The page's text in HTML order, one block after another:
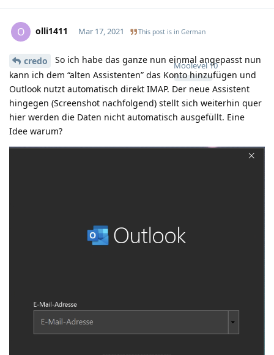
O olli1411
Moolevel 10
Mar 17, 2021 This post is in German
credo
So ich habe das ganze nun einmal angepasst nun
kann ich dem “alten Assistenten” das Konto hinzufügen und
Outlook nutzt automatisch direkt IMAP. Der neue Assistent
hingegen (Screenshot nachfolgend) stellt sich weiterhin quer
hier werden die Daten nicht automatisch ausgefüllt. Eine
Idee warum?